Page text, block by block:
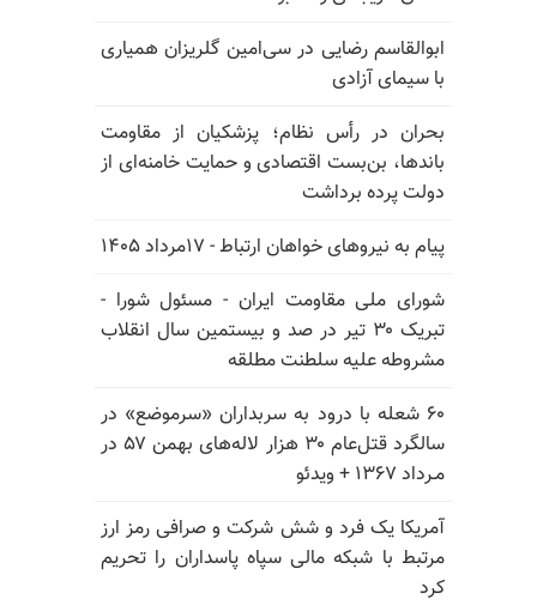
ابوالقاسم رضایی در سی‌امین گلریزان همیاری
با سیمای آزادی
بحران در رأس نظام؛ پزشکیان از مقاومت
باندها، بن‌بست اقتصادی و حمایت خامنه‌ای از
دولت پرده برداشت
پیام به نیروهای خواهان ارتباط - ۱۷مرداد ۱۴۰۵
شورای ملی مقاومت ایران - مسئول شورا -
تبریک ۳۰ تیر در صد و بیستمین سال انقلاب
مشروطه علیه سلطنت مطلقه
۶۰ شعله با درود به سربداران «سرموضع» در
سالگرد قتل‌عام ۳۰ هزار لاله‌های بهمن ۵۷ در
مـرداد ۱۳۶۷ + ویدئو
آمریکا یک فرد و شش شرکت و صرافی رمز ارز
مرتبط با شبکه مالی سپاه پاسداران را تحریم
کرد